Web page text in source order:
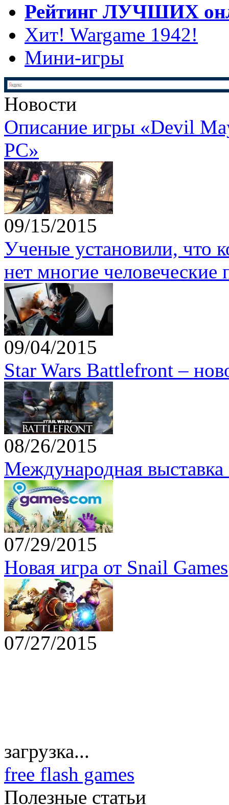
Рейтинг ЛУЧШИХ
Хит! Wargame 1942!
Мини-игры
Новости
Описание игры «Devil
PC»
09/15/2015
Ученые установили, что
нет многие человеческие
09/04/2015
Star Wars Battlefront –
08/26/2015
Международная
07/29/2015
Новая игра от Snail Games
07/27/2015
загрузка...
free flash games
Полезные статьи